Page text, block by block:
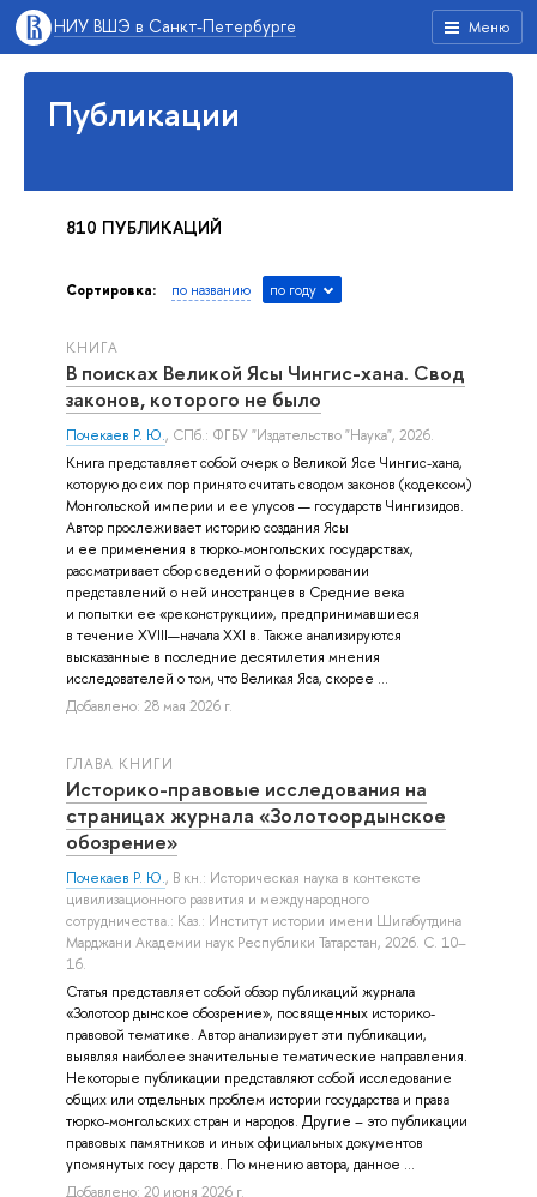
Меню
НИУ ВШЭ в Санкт-Петербурге
Публикации
810 ПУБЛИКАЦИЙ
Сортировка: по названию по году
КНИГА
В поисках Великой Ясы Чингис-хана. Свод
законов, которого не было
Почекаев Р. Ю., СПб.: ФГБУ "Издательство "Наука", 2026.
Книга представляет собой очерк о Великой Ясе Чингис-хана,
которую до сих пор принято считать сводом законов (кодексом)
Монгольской империи и ее улусов — государств Чингизидов.
Автор прослеживает историю создания Ясы
и ее применения в тюрко-монгольских государствах,
рассматривает сбор сведений о формировании
представлений о ней иностранцев в Средние века
и попытки ее «реконструкции», предпринимавшиеся
в течение XVIII—начала XXI в. Также анализируются
высказанные в последние десятилетия мнения
исследователей о том, что Великая Яса, скорее ...
Добавлено: 28 мая 2026 г.
ГЛАВА КНИГИ
Историко-правовые исследования на
страницах журнала «Золотоордынское
обозрение»
Почекаев Р. Ю., В кн.: Историческая наука в контексте
цивилизационного развития и международного
сотрудничества.: Каз.: Институт истории имени Шигабутдина
Марджани Академии наук Республики Татарстан, 2026. С. 10–
16.
Статья представляет собой обзор публикаций журнала
«Золотоор дынское обозрение», посвященных историко-
правовой тематике. Автор анализирует эти публикации,
выявляя наиболее значительные тематические направления.
Некоторые публикации представляют собой исследование
общих или отдельных проблем истории государства и права
тюрко-монгольских стран и народов. Другие – это публикации
правовых памятников и иных официальных документов
упомянутых госу дарств. По мнению автора, данное ...
Добавлено: 20 июня 2026 г.